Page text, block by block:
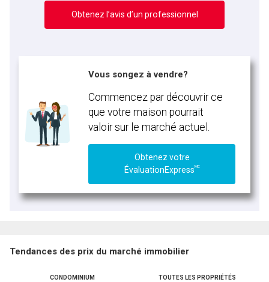
Obtenez l’avis d’un professionnel
Vous songez à vendre?
Commencez par découvrir ce
que votre maison pourrait
valoir sur le marché actuel.
Obtenez votre
ÉvaluationExpressMC
Tendances des prix du marché immobilier
CONDOMINIUM TOUTES LES PROPRIÉTÉS